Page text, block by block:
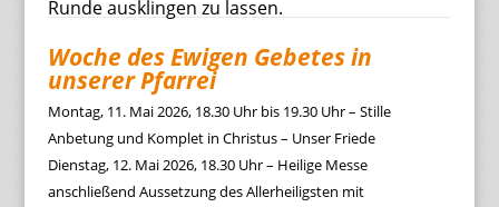
Runde ausklingen zu lassen.
Woche des Ewigen Gebetes in
unserer Pfarrei
Montag, 11. Mai 2026, 18.30 Uhr bis 19.30 Uhr – Stille
Anbetung und Komplet in Christus – Unser Friede
Dienstag, 12. Mai 2026, 18.30 Uhr – Heilige Messe
anschließend Aussetzung des Allerheiligsten mit